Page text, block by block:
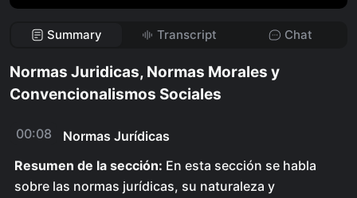
Summary Transcript Chat
Normas Juridicas, Normas Morales y
Convencionalismos Sociales
00:08
Normas Jurídicas
Resumen de la sección: En esta sección se habla
sobre las normas jurídicas, su naturaleza y